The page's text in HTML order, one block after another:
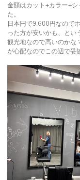
金額はカット+カラー+
た。
日本円で9,600円なので
った方が安いかも、とい
観光地なので高いのかな
が心配なのでこの辺で妥